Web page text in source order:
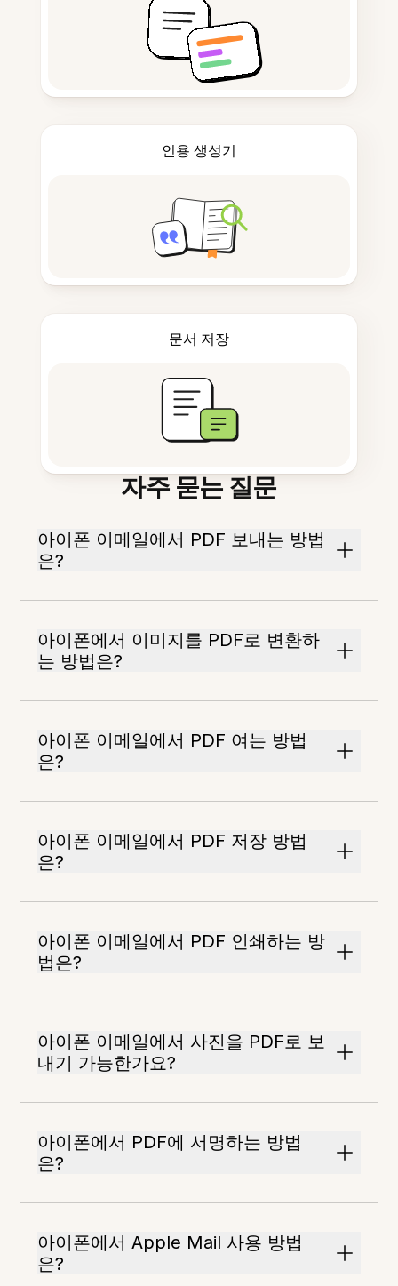
인용 생성기
문서 저장
자주 묻는 질문
아이폰 이메일에서 PDF 보내는 방법
은?
아이폰에서 이미지를 PDF로 변환하
는 방법은?
아이폰 이메일에서 PDF 여는 방법
은?
아이폰 이메일에서 PDF 저장 방법
은?
아이폰 이메일에서 PDF 인쇄하는 방
법은?
아이폰 이메일에서 사진을 PDF로 보
내기 가능한가요?
아이폰에서 PDF에 서명하는 방법
은?
아이폰에서 Apple Mail 사용 방법
은?